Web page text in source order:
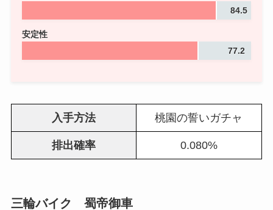
84.5
安定性
77.2
入手方法 桃園の誓いガチャ
排出確率 0.080%
三輪バイク 蜀帝御車